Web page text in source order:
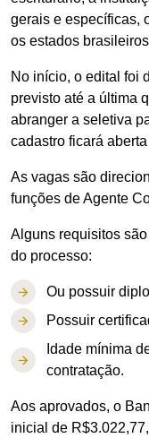
gerais e específicas,
os estados
No início, o edital foi
previsto até a última
abranger a seletiva
cadastro ficará
As vagas são
funções de Agente
Alguns requisitos
do processo:
Ou possuir
Possuir
Idade mínima
contratação.
Aos aprovados, o
inicial de